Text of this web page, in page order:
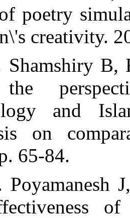
Effect of
children\'s
24. 24.
from the
psychology
emphasis on
4(16): p. 65-84.
25. 25.
the